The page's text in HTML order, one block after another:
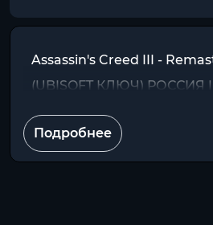
Assassin's Creed III -
(UBISOFT КЛЮЧ)
Подробнее